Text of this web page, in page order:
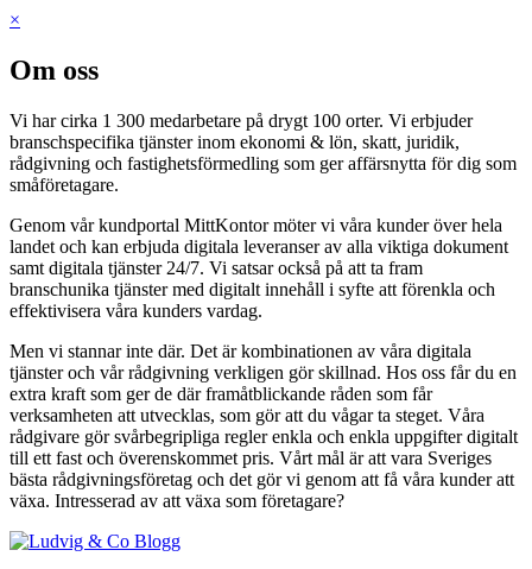
×
Om oss
Vi har cirka 1 300 medarbetare på drygt 100 orter. Vi erbjuder
branschspecifika tjänster inom ekonomi & lön, skatt, juridik,
rådgivning och fastighetsförmedling som ger affärsnytta för dig som
småföretagare.
Genom vår kundportal MittKontor möter vi våra kunder över hela
landet och kan erbjuda digitala leveranser av alla viktiga dokument
samt digitala tjänster 24/7. Vi satsar också på att ta fram
branschunika tjänster med digitalt innehåll i syfte att förenkla och
effektivisera våra kunders vardag.
Men vi stannar inte där. Det är kombinationen av våra digitala
tjänster och vår rådgivning verkligen gör skillnad. Hos oss får du en
extra kraft som ger de där framåtblickande råden som får
verksamheten att utvecklas, som gör att du vågar ta steget. Våra
rådgivare gör svårbegripliga regler enkla och enkla uppgifter digitalt
till ett fast och överenskommet pris. Vårt mål är att vara Sveriges
bästa rådgivningsföretag och det gör vi genom att få våra kunder att
växa. Intresserad av att växa som företagare?
Blogg